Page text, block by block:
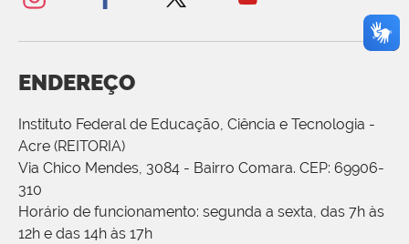
ENDEREÇO
Instituto Federal de Educação, Ciência e Tecnologia -
Acre (REITORIA)
Via Chico Mendes, 3084 - Bairro Comara. CEP: 69906-
310
Horário de funcionamento: segunda a sexta, das 7h às
12h e das 14h às 17h